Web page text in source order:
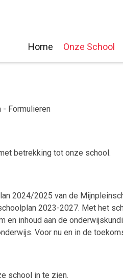
Home Onze School
Missie en Visie
Verlof Aanvragen
Onafhankelijk
- Formulieren
betrekking tot onze school.
2024/2025 van de
2023-2027. Met het
en inhoud aan de
Voor nu en in de
school in te zien.